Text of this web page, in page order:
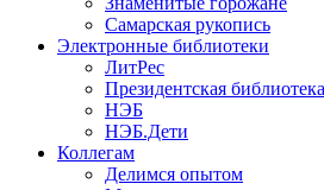
Самарская рукопись
Электронные библиотеки
ЛитРес
Президентская библиотека
НЭБ
НЭБ.Дети
Коллегам
Делимся опытом